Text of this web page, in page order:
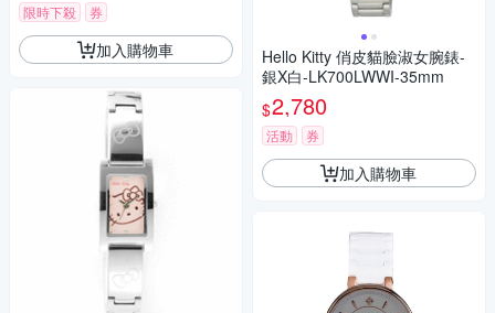
限時下殺 券
加入購物車
Hello Kitty 俏皮貓臉淑女腕錶-
銀X白-LK700LWWI-35mm
$2,780
活動 券
加入購物車